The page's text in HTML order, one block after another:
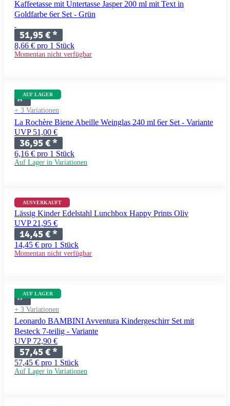
Kaffeetasse mit Untertasse Jasper 200 ml mit Text in
Goldfarbe 6er Set - Grün
51,95 €*
8,66 € pro 1 Stück
Momentan nicht verfügbar
AUF LAGER
+ 3 Variationen
La Rochère Biene Abeille Weinglas 240 ml 6er Set - Variante
UVP 51,00 €
36,95 €*
6,16 € pro 1 Stück
Auf Lager in Variationen
AUSVERKAUFT
Lässig Kinder Edelstahl Lunchbox Happy Prints Oliv
UVP 21,95 €
14,45 €*
14,45 € pro 1 Stück
Momentan nicht verfügbar
AUF LAGER
+ 3 Variationen
Leonardo BAMBINI Avventura Kindergeschirr Set mit
Besteck 7-teilig - Variante
UVP 72,90 €
57,45 €*
57,45 € pro 1 Stück
Auf Lager in Variationen